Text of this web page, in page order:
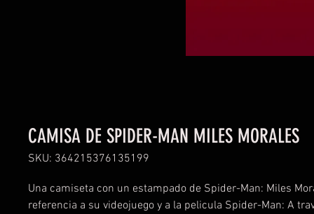
CAMISA DE SPIDER-MAN MILES MORALES
SKU: 364215376135199
Una camiseta con un estampado de Spider-Man: Miles
referencia a su videojuego y a la pelicula Spider-Man: A